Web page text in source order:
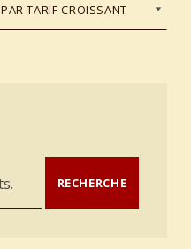
RECHERCHE